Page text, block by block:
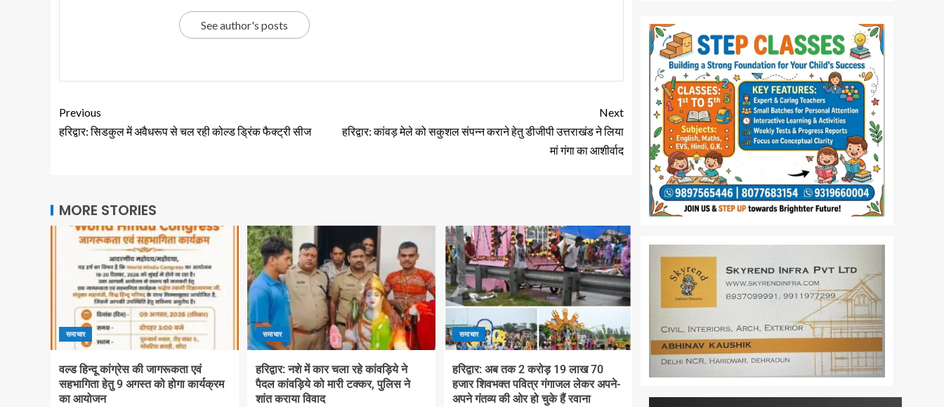
See author's posts
Previous
हरिद्वार: सिडकुल में अवैधरूप से चल रही कोल्ड ड्रिंक फैक्ट्री सीज
Next
हरिद्वार: कांवड़ मेले को सकुशल संपन्न कराने हेतु डीजीपी उत्तराखंड ने लिया
मां गंगा का आशीर्वाद
MORE STORIES
समाचार
वल्ड हिन्दू कांग्रेस की जागरूकता एवं
सहभागिता हेतु 9 अगस्त को होगा कार्यक्रम
का आयोजन
समाचार
हरिद्वार: नशे में कार चला रहे कांवड़िये ने
पैदल कांवड़िये को मारी टक्कर, पुलिस ने
शांत कराया विवाद
समाचार
हरिद्वार: अब तक 2 करोड़ 19 लाख 70
हजार शिवभक्त पवित्र गंगाजल लेकर अपने-
अपने गंतव्य की ओर हो चुके हैं रवाना